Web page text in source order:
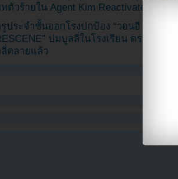
ตัวร้ายใน Agent Kim Reactivated
ประจำชั้นออกโรงปกป้อง “วอนอี
ปมบูลลี่ในโรงเรียน ดราม่า
คลายแล้ว